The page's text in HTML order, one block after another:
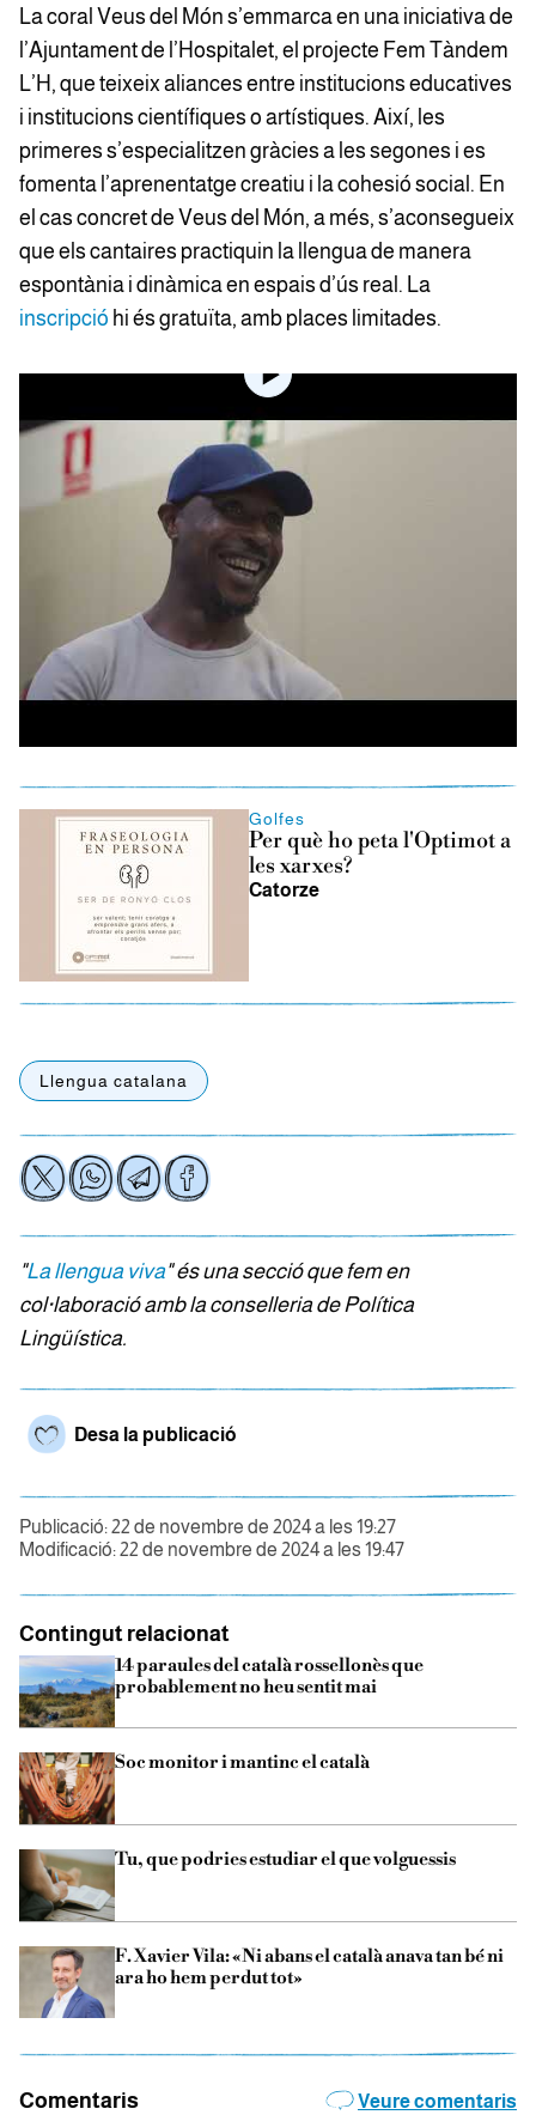
La coral Veus del Món s’emmarca en una iniciativa de
l’Ajuntament de l’Hospitalet, el projecte Fem Tàndem
L’H, que teixeix aliances entre institucions educatives
i institucions científiques o artístiques. Així, les
primeres s’especialitzen gràcies a les segones i es
fomenta l’aprenentatge creatiu i la cohesió social. En
el cas concret de Veus del Món, a més, s’aconsegueix
que els cantaires practiquin la llengua de manera
espontània i dinàmica en espais d’ús real. La
inscripció hi és gratuïta, amb places limitades.
Golfes
Per què ho peta l'Optimot a
les xarxes?
Catorze
Llengua catalana
"La llengua viva" és una secció que fem en
col·laboració amb la conselleria de Política
Lingüística.
Desa la publicació
Publicació: 22 de novembre de 2024 a les 19:27
Modificació: 22 de novembre de 2024 a les 19:47
Contingut relacionat
14 paraules del català rossellonès que
probablement no heu sentit mai
Soc monitor i mantinc el català
Tu, que podries estudiar el que volguessis
F. Xavier Vila: «Ni abans el català anava tan bé ni
ara ho hem perdut tot»
Comentaris Veure comentaris